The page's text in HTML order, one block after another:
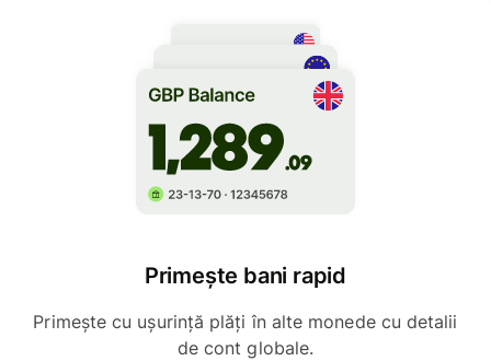
Primește bani rapid
Primește cu ușurință plăți în alte monede cu detalii
de cont globale.